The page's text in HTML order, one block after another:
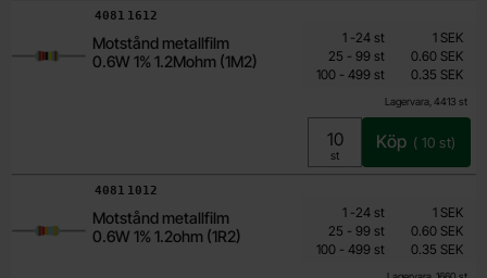
Motstånd metallfilm
0.6W 1% 1.2Mohm (1M2)
Art. nr
4081 1612
Lagervara, 4413 st
Från
0.15 SEK
Inklusive 25% moms
Enhet:
st
Köp ( 10 st)
Mängdrabatt
Pris /st
1 -till
24 st
1 SEK
25 - till
99 st
0.60 SEK
100 - till
499 st 0.35 SEK
Motstånd metallfilm
0.6W 1% 1.2ohm (1R2)
Art. nr
4081 1012
Från
0.15 SEK
Inklusive 25% moms
Mängdrabatt
Pris /st
1 -till
24 st
1 SEK
25 - till
99 st
0.60 SEK
100 - till
499 st 0.35 SEK